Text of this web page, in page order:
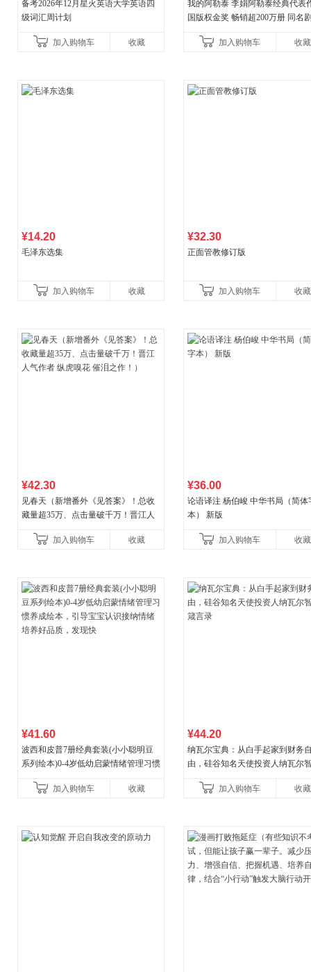
备考2026年12月星火英语大学英语四
级词汇周计划
加入购物车 收藏
我的阿勒泰 李娟阿勒泰经典代表
国版权金奖 畅销超200万册 同名
加入购物车
收藏
¥14.20
毛泽东选集
加入购物车 收藏
¥32.30
正面管教修订版
加入购物车 收藏
¥42.30
见春天（新增番外《见答案》！总收
藏量超35万、点击量破千万！晋江人
加入购物车
收藏
¥36.00
论语译注 杨伯峻 中华书局（简体
本） 新版
加入购物车 收藏
¥41.60
波西和皮普7册经典套装(小小聪明豆
系列绘本)0-4岁低幼启蒙情绪管理习惯
养好品质，发现快
加入购物车 收藏
¥44.20
纳瓦尔宝典：从白手起家到财务
由，硅谷知名天使投资人纳瓦尔
加入购物车
收藏